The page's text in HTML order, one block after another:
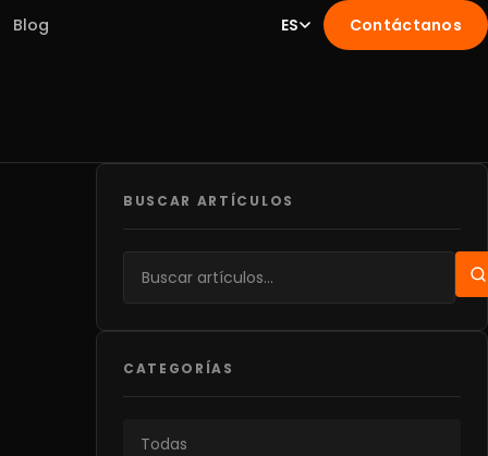
Blog ES Contáctanos
BUSCAR ARTÍCULOS
CATEGORÍAS
Todas